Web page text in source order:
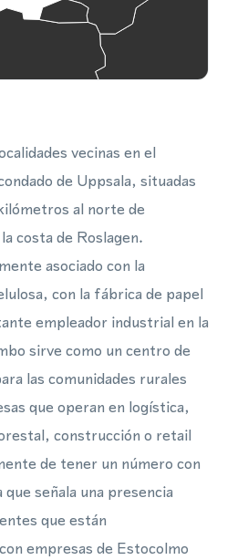
vecinas en el
de Uppsala, situadas
al norte de
costa de Roslagen.
asociado con la
con la fábrica de papel
empleador industrial en la
sirve como un centro de
las comunidades rurales
que operan en logística,
construcción o retail
de tener un número con
señala una presencia
que están
empresas de Estocolmo